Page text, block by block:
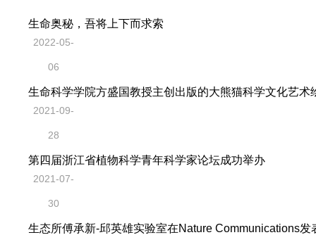
生命奥秘，吾将上下而求索
2022-05-
06
生命科学学院方盛国教授主创出版的大熊猫科学文化艺术
2021-09-
28
第四届浙江省植物科学青年科学家论坛成功举办
2021-07-
30
生态所傅承新-邱英雄实验室在Nature Communications发